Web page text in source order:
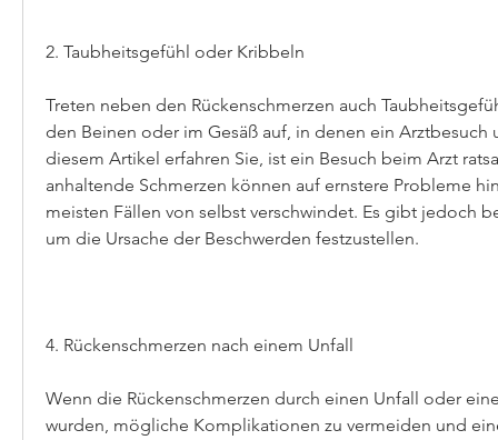
2. Taubheitsgefühl oder Kribbeln
Treten neben den Rückenschmerzen auch
den Beinen oder im Gesäß auf, in denen ein Arztbesuch
diesem Artikel erfahren Sie, ist ein Besuch beim Arzt
anhaltende Schmerzen können auf ernstere Probleme
meisten Fällen von selbst verschwindet. Es gibt jedoch
um die Ursache der Beschwerden festzustellen.
4. Rückenschmerzen nach einem Unfall
Wenn die Rückenschmerzen durch einen Unfall oder
wurden, mögliche Komplikationen zu vermeiden und